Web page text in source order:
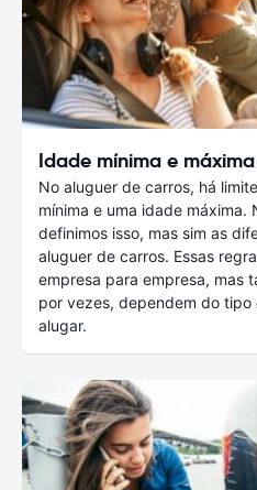
Idade mínima e
No aluguer de carros, há
mínima e uma idade máxima.
definimos isso, mas sim as
aluguer de carros. Essas
empresa para empresa, mas
por vezes, dependem do
alugar.